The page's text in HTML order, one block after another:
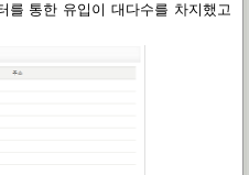
를 통한 유입이 대다수를 차지했고